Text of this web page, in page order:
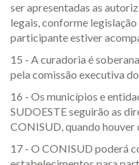
ser apresentadas as
legais, conforme
participante estiver
15 - A curadoria é
pela comissão executiva
16 - Os municípios e
SUDOESTE seguirão as
CONISUD, quando
17 - O CONISUD poderá